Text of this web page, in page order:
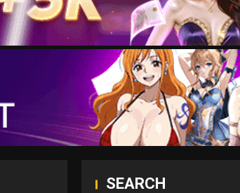
SEARCH